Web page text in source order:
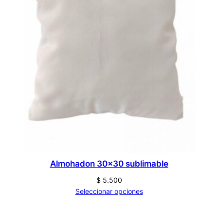
Almohadon 30×30 sublimable
$5.500
Seleccionar opciones